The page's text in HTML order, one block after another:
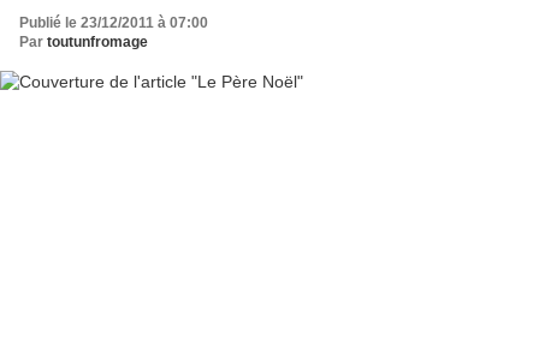
Publié le 23/12/2011 à 07:00
Par toutunfromage